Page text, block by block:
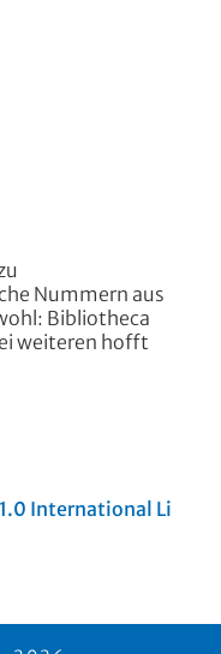
Nummern aus
Bibliotheca
weiteren hofft
International Li